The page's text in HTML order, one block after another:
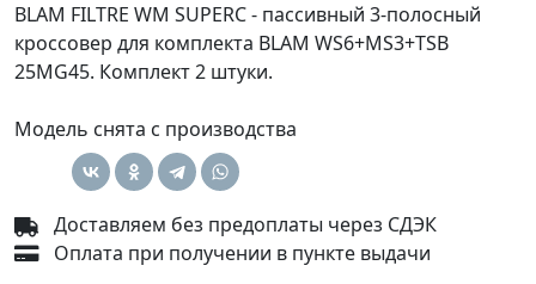
BLAM FILTRE WM SUPERC - пассивный 3-полосный
кроссовер для комплекта BLAM WS6+MS3+TSB
25MG45. Комплект 2 штуки.
Модель снята с производства
Доставляем без предоплаты через СДЭК
Оплата при получении в пункте выдачи